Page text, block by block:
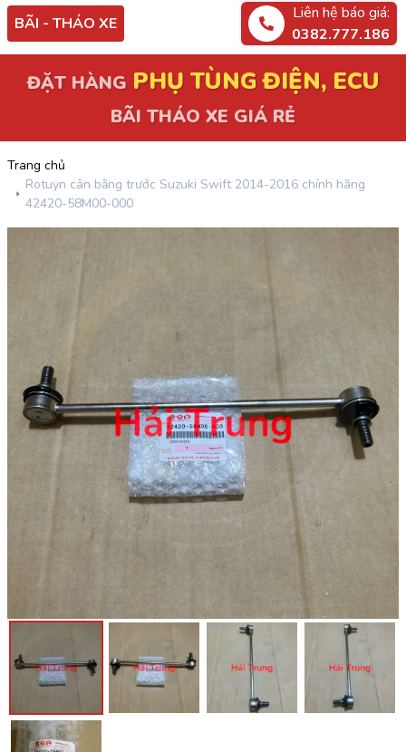
BÃI - THÁO XE
Liên hệ báo giá:
0382.777.186
ĐẶT HÀNGPHỤ TÙNG ĐIỆN, ECU
BÃI THÁO XE GIÁ RẺ
Trang chủ
Rotuyn cân bằng trước Suzuki Swift 2014-2016 chính hãng
42420-58M00-000